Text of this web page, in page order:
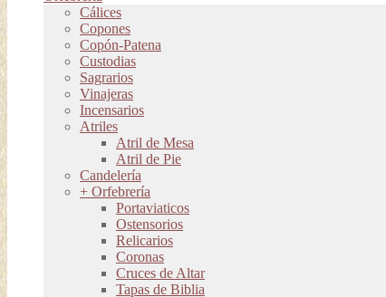
Cálices
Copones
Copón-Patena
Custodias
Sagrarios
Vinajeras
Incensarios
Atriles
Atril de Mesa
Atril de Pie
Candelería
+ Orfebrería
Portaviaticos
Ostensorios
Relicarios
Coronas
Cruces de Altar
Tapas de Biblia